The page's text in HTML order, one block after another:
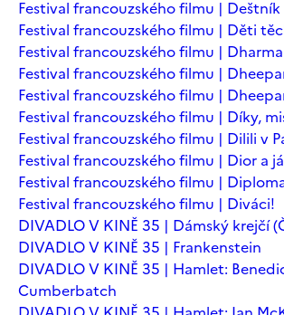
Festival francouzského filmu | Deštník
Festival francouzského filmu | Děti
Festival francouzského filmu |
Festival francouzského filmu |
Festival francouzského filmu |
Festival francouzského filmu | Díky,
Festival francouzského filmu | Dilili v
Festival francouzského filmu | Dior a já
Festival francouzského filmu |
Festival francouzského filmu | Diváci!
DIVADLO V KINĚ 35 | Dámský krejčí
DIVADLO V KINĚ 35 | Frankenstein
DIVADLO V KINĚ 35 | Hamlet:
Cumberbatch